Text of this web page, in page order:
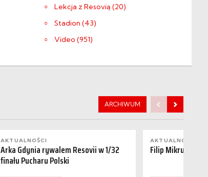
Lekcja z Resovią (20)
Stadion (43)
Video (951)
ARCHIWUM
AKTUALNOŚCI
Arka Gdynia rywalem Resovii w 1/32
finału Pucharu Polski
AKTUALNOŚCI
Filip Mikrut